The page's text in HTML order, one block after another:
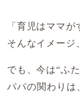
「育児はママが
そんなイメージ
でも、今は“ふ
パパの関わりは